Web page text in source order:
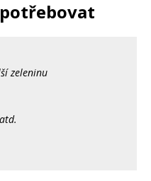
zeleninu